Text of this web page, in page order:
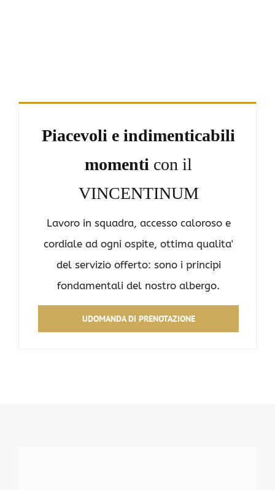
Piacevoli e indimenticabili
momenti con il
VINCENTINUM
Lavoro in squadra, accesso caloroso e
cordiale ad ogni ospite, ottima qualita'
del servizio offerto: sono i principi
fondamentali del nostro albergo.
UDOMANDA DI PRENOTAZIONE